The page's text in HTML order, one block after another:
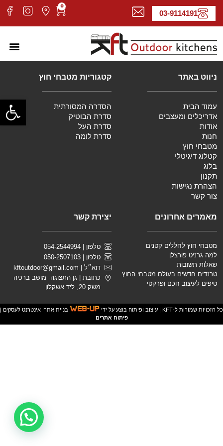
פתח
03-9114191
0
ניווט באתר
עמוד הבית
אדריכלים ומעצבים
אודות
חנות
מטבחי חוץ
קטלוג דיגיטלי
בלוג
תקנון
הצהרת נגישות
צור קשר
קטגוריות מטבחי חוץ
הסדרה המסורתית
סדרת הבוטיק
סדרת העל
סדרת לומה
מאמרים אחרונים
מטבחי חוץ לחללים קטנים
למה גרניט פורצלן
שאלות תשובות
טרנדים חדשים בעולם מטבחי החוץ
טיפים לעיצוב חכם ופרקטי
יצירת קשר
טלפון | 054-2544994
טלפון | 050-2507103
דוא״ל | kftoutdoor@gmail.com
כתובת | גן התצוגה- מושב ברכיה
משק 20, ליד אשקלון
כל הזכויות שמורות ל-KFT | עיצוב ופיתוח בוצע על ידי בניית אתרי אינטרנט לעסקים |
פיתוח אתרים